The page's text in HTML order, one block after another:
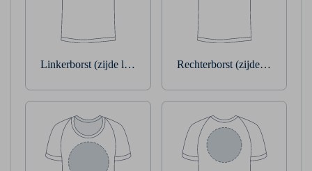
Linkerborst (zijde linkerarm) Rechterborst (zijde